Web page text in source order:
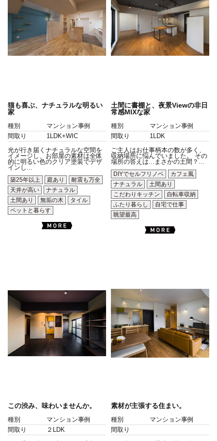
猫も喜ぶ、ナチュラルな明るい
家
種別
マンション事例
間取り
1LDK+WIC
光が行き届くナチュラルな空間を
イメージし、お部屋の素材は全体
的に明るい色のクリア塗装でデザ
インし...
築25年以上
庭あり
耐震も万全
天井が高い
ナチュラル
土間あり
無垢の木
タイル
ペットと暮らす
土間に書棚と、夜景Viewの非日
常感MIXな家
種別
マンション事例
間取り
1LDK
ご主人はお仕事柄本の数が多く、
収納場所に悩んでいました。 その
場所の答えは...まさかの土間？...
DIYでセルフリノベ
カフェ風
ナチュラル
土間あり
こだわりキッチン
自転車収納
ふたり暮らし
自宅で仕事
眺望最高
この渋み、味わいませんか。
種別
マンション事例
間取り
２LDK
素材が主張する住まい。
種別
マンション事例
間取り